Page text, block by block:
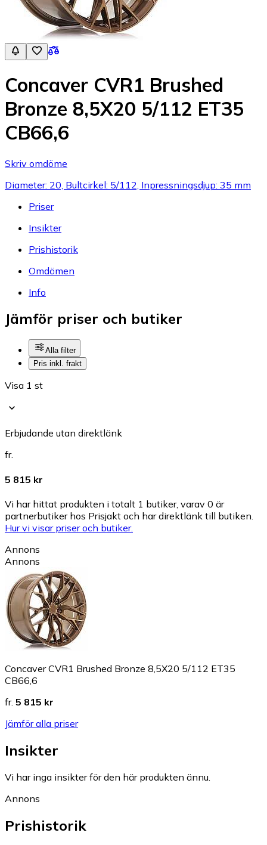
Concaver CVR1 Brushed
Bronze 8,5X20 5/112 ET35
CB66,6
Skriv omdöme
Diameter: 20, Bultcirkel: 5/112, Inpressningsdjup: 35 mm
Priser
Insikter
Prishistorik
Omdömen
Info
Jämför priser och butiker
Alla filter
Pris inkl. frakt
Visa 1 st
Erbjudande utan direktlänk
fr.
5 815 kr
Vi har hittat produkten i totalt 1 butiker, varav 0 är
partnerbutiker hos Prisjakt och har direktlänk till butiken.
Hur vi visar priser och butiker.
Annons
Annons
Concaver CVR1 Brushed Bronze 8,5X20 5/112 ET35
CB66,6
fr. 5 815 kr
Jämför alla priser
Insikter
Vi har inga insikter för den här produkten ännu.
Annons
Prishistorik